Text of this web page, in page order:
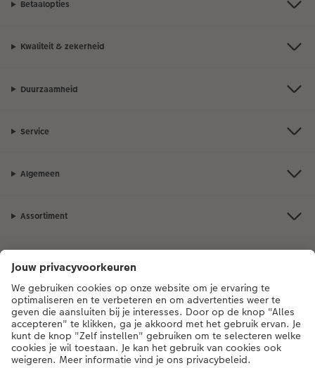
Betaalopties
Kwaliteit & zekerheid
Duurzaamheid
Service
Algemeen
Assortiment
Als je een vraag hebt over een product of bestelling, bel ons dan gerust:
0341-255 472[ma - vr 9:00 tot 20:00 u | za 9:00 tot 17:00 u | zo 12:00 tot
16:00 u]